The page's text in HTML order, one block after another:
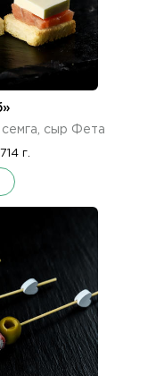
сыр Фета
714 г.